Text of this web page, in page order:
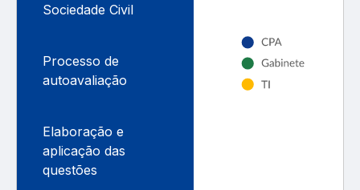
Sociedade Civil
Processo de
autoavaliação
Elaboração e
aplicação das
questões